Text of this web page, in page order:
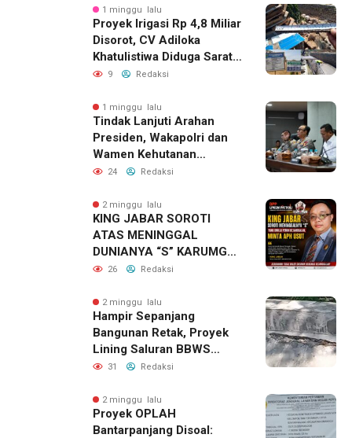
Program PKH
1 minggu lalu
Proyek Irigasi Rp 4,8 Miliar
Disorot, CV Adiloka
Khatulistiwa Diduga Sarat
Korupsi
9 Redaksi
1 minggu lalu
Tindak Lanjuti Arahan
Presiden, Wakapolri dan
Wamen Kehutanan
Konsolidasikan Langkah
dan Karhutla
24 Redaksi
2 minggu lalu
KING JABAR SOROTI
ATAS MENINGGAL
DUNIANYA “S” KARUMGA
EKS JAMPIDSUS.
26 Redaksi
2 minggu lalu
Hampir Sepanjang
Bangunan Retak, Proyek
Lining Saluran BBWS
Citanduy di Desa Bumireja
31 Redaksi
2 minggu lalu
Proyek OPLAH
Bantarpanjang Disoal: